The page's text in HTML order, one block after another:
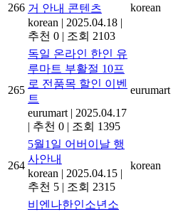
266 거 안내 콘텐츠
korean | 2025.04.18 |
추천 0 | 조회 2103
korean
265
독일 온라인 한인 유
루마트 부활절 10프
로 전품목 할인 이벤
트
eurumart | 2025.04.17
| 추천 0 | 조회 1395
eurumart
264
5월1일 어버이날 행
사안내
korean | 2025.04.15 |
추천 5 | 조회 2315
korean
비엔나한인소년소